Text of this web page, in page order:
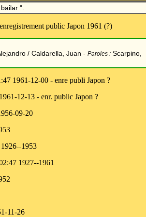
".
public Japon 1961 (?)
/ Caldarella, Juan - Paroles : Scarpino,
1961-12-00 - enre publi Japon ?
12-13 - enr. public Japon ?
09-20
1953
1927--1961
11-26